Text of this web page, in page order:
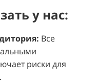
у нас:
Все
риски для